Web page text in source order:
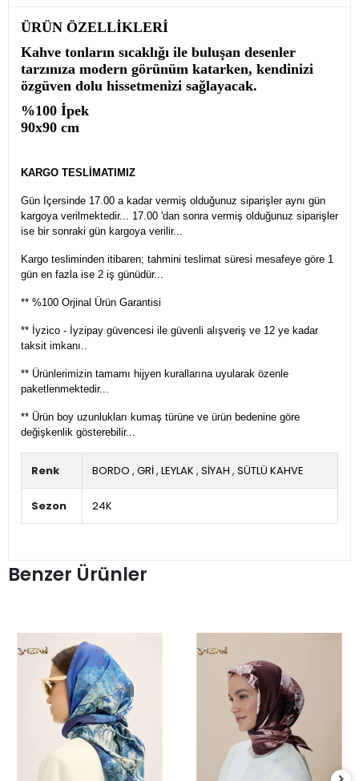
ÜRÜN ÖZELLİKLERİ
Kahve tonların sıcaklığı ile buluşan desenler
tarzınıza modern görünüm katarken, kendinizi
özgüven dolu hissetmenizi sağlayacak.
%100 İpek
90x90 cm
KARGO TESLİMATIMIZ
Gün İçersinde 17.00 a kadar vermiş olduğunuz siparişler aynı gün
kargoya verilmektedir... 17.00 'dan sonra vermiş olduğunuz siparişler
ise bir sonraki gün kargoya verilir...
Kargo tesliminden itibaren; tahmini teslimat süresi mesafeye göre 1
gün en fazla ise 2 iş günüdür...
** %100 Orjinal Ürün Garantisi
** İyzico - İyzipay güvencesi ile güvenli alışveriş ve 12 ye kadar
taksit imkanı..
** Ürünlerimizin tamamı hijyen kurallarına uyularak özenle
paketlenmektedir...
** Ürün boy uzunlukları kumaş türüne ve ürün bedenine göre
değişkenlik gösterebilir...
Renk BORDO , GRİ, LEYLAK , SİYAH , SÜTLÜ KAHVE
Sezon 24K
Benzer Ürünler